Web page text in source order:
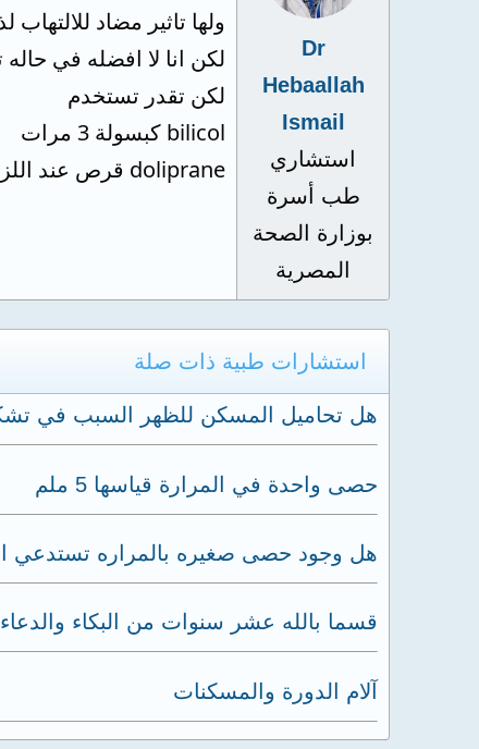
Dr
Hebaallah
Ismail
استشاري
طب أسرة
بوزارة الصحة
المصرية
ولها تاثير مضاد
لكن انا لا افضله في
لكن تقدر تستخدم
bilicol كبسولة 3 مرات
doliprane قرص عند اللزوم
استشارات طبية ذات صلة
هل تحاميل المسكن للظهر السبب في
حصى واحدة في المرارة قياسها 5 ملم
هل وجود حصى صغيره بالمراره تستدعي
قسما بالله عشر سنوات من البكاء
آلام الدورة والمسكنات